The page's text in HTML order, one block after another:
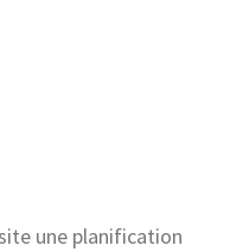
une planification